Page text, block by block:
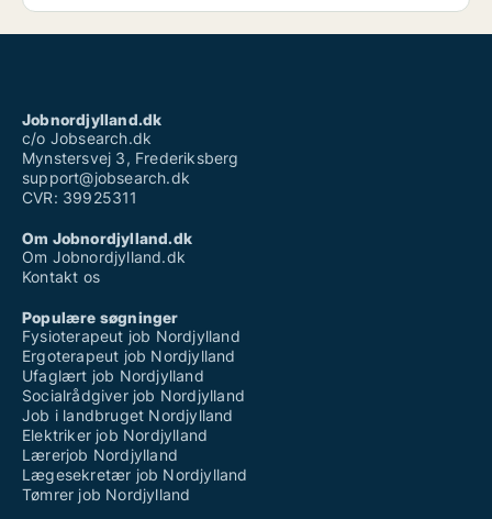
Jobnordjylland.dk
c/o Jobsearch.dk
Mynstersvej 3, Frederiksberg
support@jobsearch.dk
CVR: 39925311
Om Jobnordjylland.dk
Om Jobnordjylland.dk
Kontakt os
Populære søgninger
Fysioterapeut job Nordjylland
Ergoterapeut job Nordjylland
Ufaglært job Nordjylland
Socialrådgiver job Nordjylland
Job i landbruget Nordjylland
Elektriker job Nordjylland
Lærerjob Nordjylland
Lægesekretær job Nordjylland
Tømrer job Nordjylland